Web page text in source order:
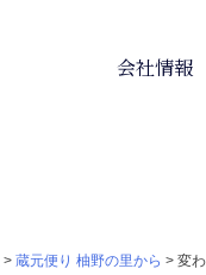
会社情報
> 蔵元便り 柚野の里から > 変